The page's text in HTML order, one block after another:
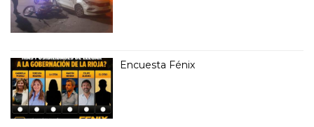
Encuesta Fénix